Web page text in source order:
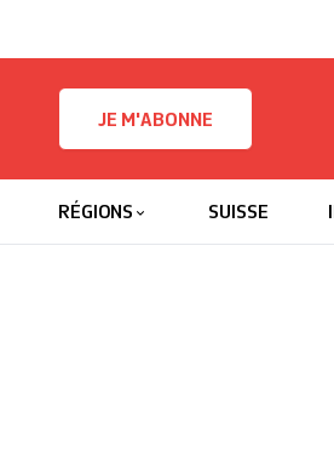
JE M'ABONNE
RÉGIONS SUISSE